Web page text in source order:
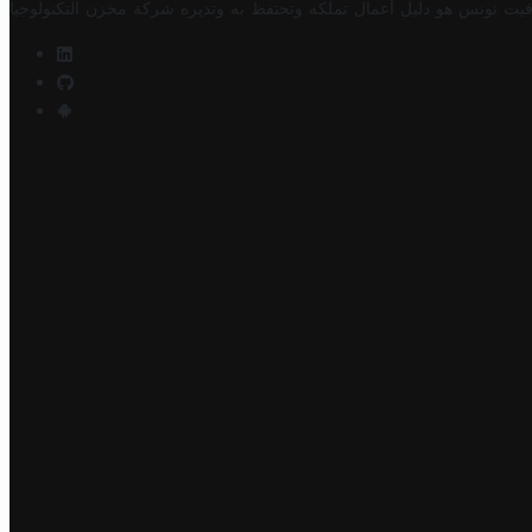
تونس هو دليل أعمال تملكه وتحتفظ به وتديره شركة مخزن التكنولوجيا